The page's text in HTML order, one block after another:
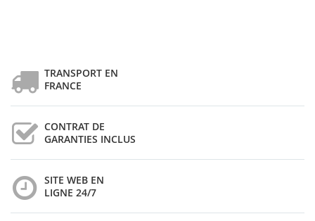
TRANSPORT EN
FRANCE
CONTRAT DE
GARANTIES INCLUS
SITE WEB EN
LIGNE 24/7